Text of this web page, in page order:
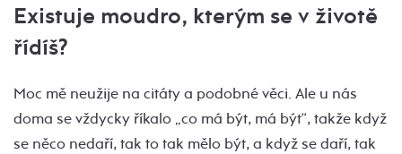
Existuje moudro, kterým se v životě
řídíš?
Moc mě neužije na citáty a podobné věci. Ale u nás
doma se vždycky říkalo „co má být, má být“, takže když
se něco nedaří, tak to tak mělo být, a když se daří, tak